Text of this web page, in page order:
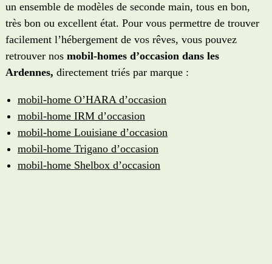
un ensemble de modèles de seconde main, tous en bon,
très bon ou excellent état. Pour vous permettre de trouver
facilement l’hébergement de vos rêves, vous pouvez
retrouver nos mobil-homes d’occasion dans les
Ardennes, directement triés par marque :
mobil-home O’HARA d’occasion
mobil-home IRM d’occasion
mobil-home Louisiane d’occasion
mobil-home Trigano d’occasion
mobil-home Shelbox d’occasion